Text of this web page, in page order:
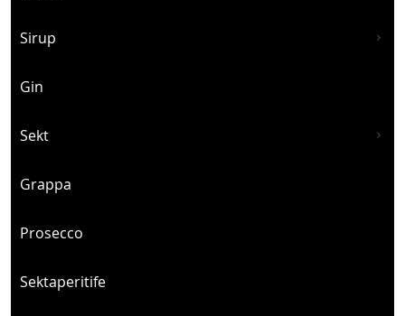
Sirup
Gin
Sekt
Grappa
Prosecco
Sektaperitife